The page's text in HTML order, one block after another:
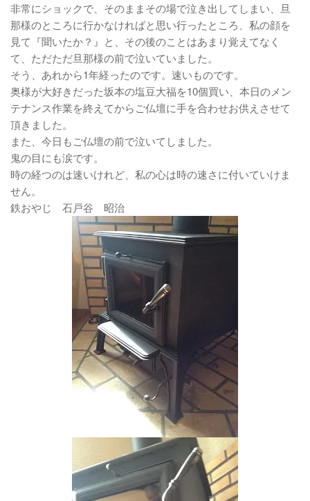
非常にショックで、そのままその場で泣き出してしまい、旦
那様のところに行かなければと思い行ったところ、私の顔を
見て『聞いたか？』と、その後のことはあまり覚えてなく
て、ただただ旦那様の前で泣いていました。
そう、あれから1年経ったのです。速いものです。
奥様が大好きだった坂本の塩豆大福を10個買い、本日のメン
テナンス作業を終えてからご仏壇に手を合わせお供えさせて
頂きました。
また、今日もご仏壇の前で泣いてしました。
鬼の目にも涙です。
時の経つのは速いけれど、私の心は時の速さに付いていけま
せん。
鉄おやじ 石戸谷 昭治